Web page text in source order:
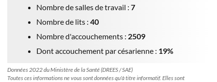
Nombre de salles de travail : 7
Nombre de lits : 40
Nombre d'accouchements : 2509
Dont accouchement par césarienne : 19%
Données 2022 du Ministère de la Santé (DREES / SAE)
Toutes ces informations ne vous sont données qu'à titre informatif. Elles sont